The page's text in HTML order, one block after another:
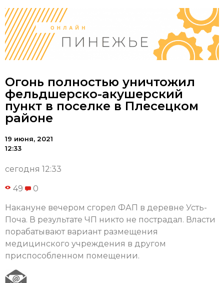
Огонь полностью уничтожил
фельдшерско-акушерский
пункт в поселке в Плесецком
районе
19 июня, 2021
12:33
сегодня 12:33
49 0
Накануне вечером сгорел ФАП в деревне Усть-
Поча. В результате ЧП никто не пострадал. Власти
порабатывают вариант размещения
медицинского учреждения в другом
приспособленном помещении.